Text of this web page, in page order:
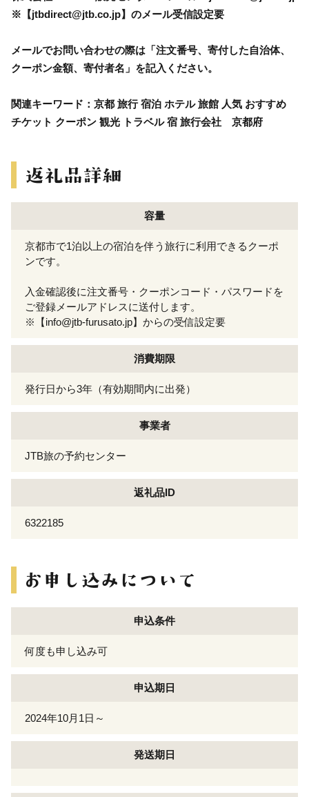
※【jtbdirect@jtb.co.jp】のメール受信設定要
メールでお問い合わせの際は「注文番号、寄付した自治体、
クーポン金額、寄付者名」を記入ください。
関連キーワード：京都 旅行 宿泊 ホテル 旅館 人気 おすすめ
チケット クーポン 観光 トラベル 宿 旅行会社 京都府
容量
京都市で1泊以上の宿泊を伴う旅行に利用できるクーポ
ンです。
入金確認後に注文番号・クーポンコード・パスワードを
ご登録メールアドレスに送付します。
※【info@jtb-furusato.jp】からの受信設定要
消費期限
発行日から3年（有効期間内に出発）
事業者
JTB旅の予約センター
返礼品ID
6322185
申込条件
何度も申し込み可
申込期日
2024年10月1日～
発送期日